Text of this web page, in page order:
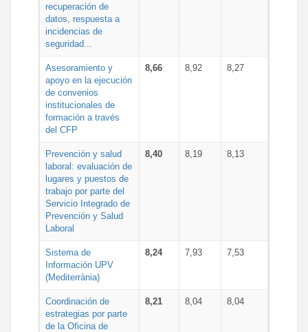
recuperación de
datos, respuesta a
incidencias de
seguridad...
Asesoramiento y
apoyo en la ejecución
de convenios
institucionales de
formación a través
del CFP
8,66 8,92 8,27
Prevención y salud
laboral: evaluación de
lugares y puestos de
trabajo por parte del
Servicio Integrado de
Prevención y Salud
Laboral
8,40 8,19 8,13
Sistema de
Información UPV
(Mediterrània)
8,24 7,93 7,53
Coordinación de
estrategias por parte
de la Oficina de
8,21 8,04 8,04